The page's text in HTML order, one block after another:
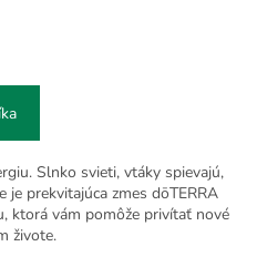
Slnko svieti, vtáky spievajú,
prekvitajúca zmes dōTERRA
ktorá vám pomôže privítať nové
živote.